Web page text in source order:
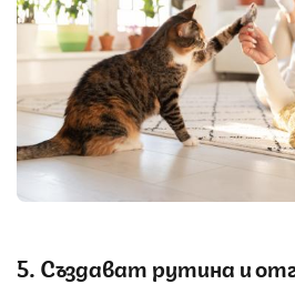
5. Създават рутина и